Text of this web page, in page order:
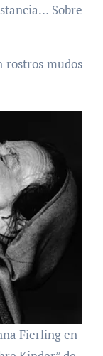
Sobre
rostros mudos
Fierling en